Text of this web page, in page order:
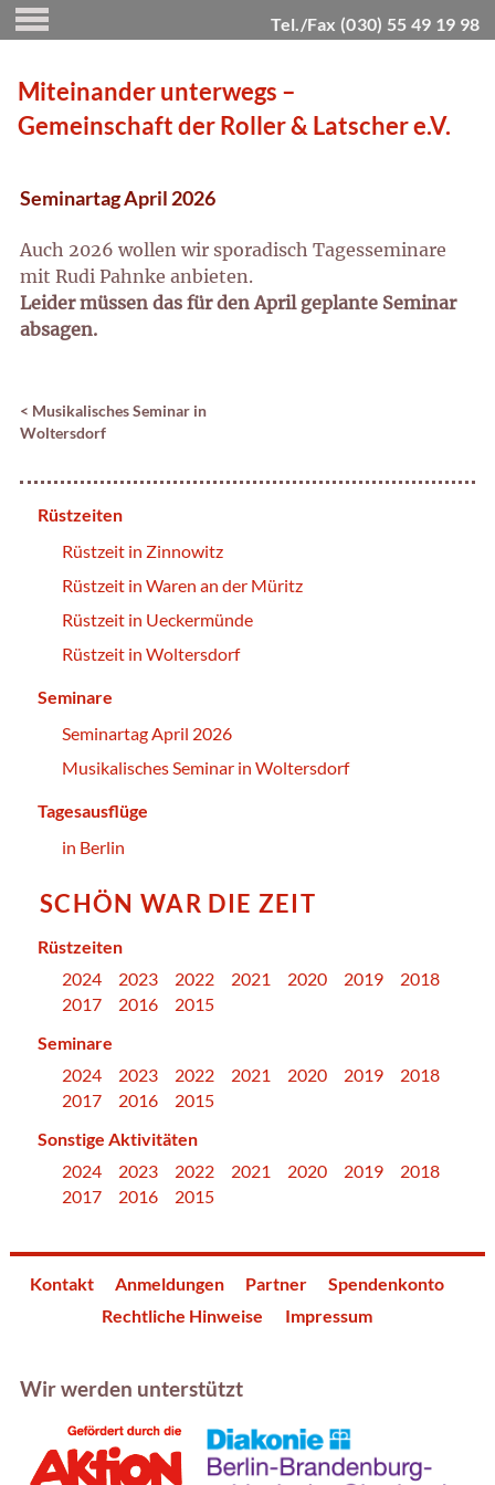
Tel./Fax (030) 55 49 19 98
Miteinander unterwegs –
Gemeinschaft der Roller & Latscher e.V.
Seminartag April 2026
Auch 2026 wollen wir sporadisch Tagesseminare
mit Rudi Pahnke anbieten.
Leider müssen das für den April geplante Seminar
absagen.
< Musikalisches Seminar in
Woltersdorf
Rüstzeiten
Rüstzeit in Zinnowitz
Rüstzeit in Waren an der Müritz
Rüstzeit in Ueckermünde
Rüstzeit in Woltersdorf
Seminare
Seminartag April 2026
Musikalisches Seminar in Woltersdorf
Tagesausflüge
in Berlin
SCHÖN WAR DIE ZEIT
Rüstzeiten
2024
2023 2022 2021 2020 2019
2018
2017
2016
2015
Seminare
2024
2023 2022 2021 2020 2019
2018
2017
2016
2015
Sonstige Aktivitäten
2024
2023 2022 2021 2020 2019
2018
2017
2016 2015
Wir werden unterstützt
Kontakt Anmeldungen Partner
Spendenkonto
Rechtliche Hinweise
Impressum